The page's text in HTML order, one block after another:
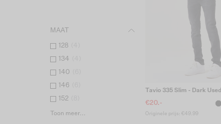
MAAT
128
134
140
146
152
Toon meer...
Tavio 335 Slim - Dark Used
€20.-
Originele prijs: €49.99